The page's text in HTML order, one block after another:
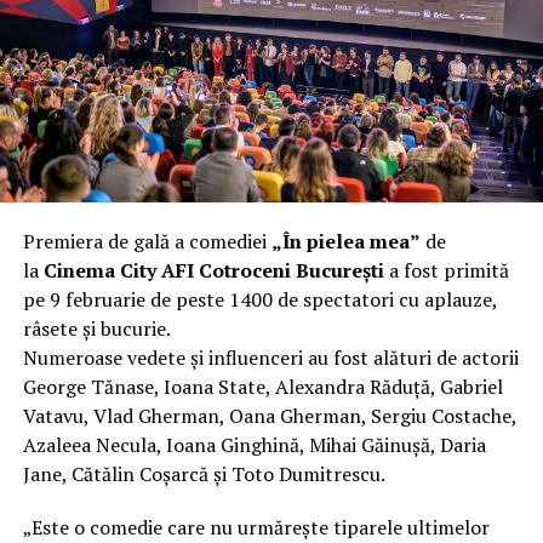
încât nu a mai putut fi pliat. Proprietarul l-a aruncat la
fier vechi a doua zi. Asta ca să fie clar de la început: nu
vorbim despre preferințe estetice, ci despre
funcționalitate reală.
Aluminiul, pe scurt: ușor,
rezistent la coroziune, dar cu
nuanțe
Aluminiul e materialul care apare primul în conversație
când cineva caută un pavilion ușor. Și pe bună dreptate.
Densitatea aluminiului e de aproximativ 2,7 g/cm³, față
de circa 7,8 g/cm³ pentru oțel. Practic, la un volum
identic, aluminiul cântărește cam o treime din greutatea
oțelului. Pentru oricine transportă, montează și
demontează frecvent o structură, diferența asta se
simte enorm.
Premiera de gală a comediei „În pielea mea” de
la Cinema City AFI Cotroceni Bucureștia fost primită
pe 9 februarie de peste 1400 de spectatori cu aplauze,
râsete și bucurie.
Numeroase vedete și influenceri au fost alături de actorii
George Tănase, Ioana State, Alexandra Răduță, Gabriel
Vatavu, Vlad Gherman, Oana Gherman, Sergiu Costache,
Azaleea Necula, Ioana Ginghină, Mihai Găinușă, Daria
Jane, Cătălin Coșarcă și Toto Dumitrescu.
„Este o comedie care nu urmărește tiparele ultimelor